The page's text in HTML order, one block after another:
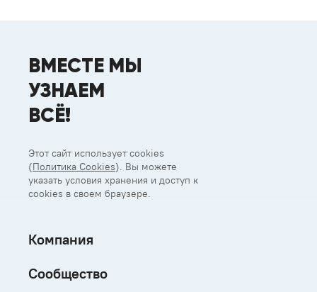
ВМЕСТЕ МЫ
УЗНАЕМ
ВСЁ!
Этот сайт использует cookies
(Политика Cookies). Вы можете
указать условия хранения и доступ к
cookies в своем браузере.
Компания
Сообщество